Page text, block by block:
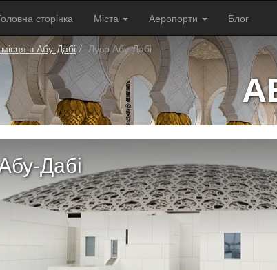
сторінка Міста Аеропорти Блог
місця в Абу-Дабі Лувр Абу-Дабі
Дабі